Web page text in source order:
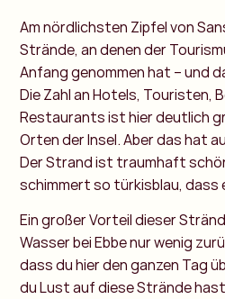
Am nördlichsten Zipfel von
Strände, an denen der
Anfang genommen hat – und
Die Zahl an Hotels, Touristen,
Restaurants ist hier deutlich
Orten der Insel. Aber das hat
Der Strand ist traumhaft
schimmert so türkisblau,
Ein großer Vorteil dieser
Wasser bei Ebbe nur wenig
dass du hier den ganzen Tag
du Lust auf diese Strände